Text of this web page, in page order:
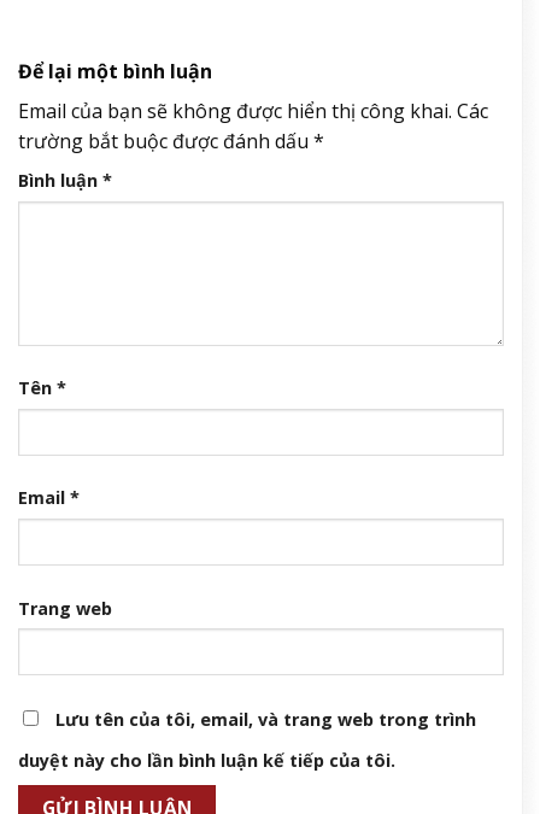
Để lại một bình luận
Email của bạn sẽ không được hiển thị công khai. Các
trường bắt buộc được đánh dấu *
Bình luận *
Tên *
Email *
Trang web
Lưu tên của tôi, email, và trang web trong trình
duyệt này cho lần bình luận kế tiếp của tôi.